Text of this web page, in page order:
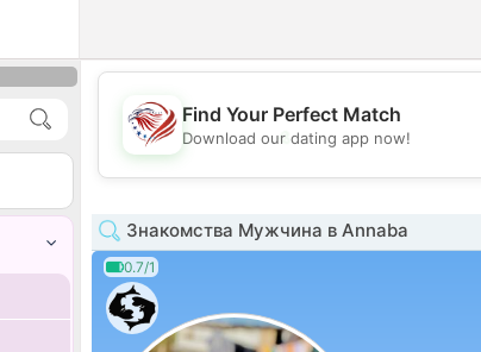
Find Your Perfect Match
Download our dating app now!
Знакомства Мужчина в Annaba
0.7/1